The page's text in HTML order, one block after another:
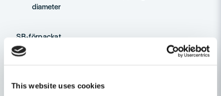
This website uses cookies
diameter
SB-förpackat
Service all-inclusive. Ingår varje gång du köper ett
Ställ en produktfråga